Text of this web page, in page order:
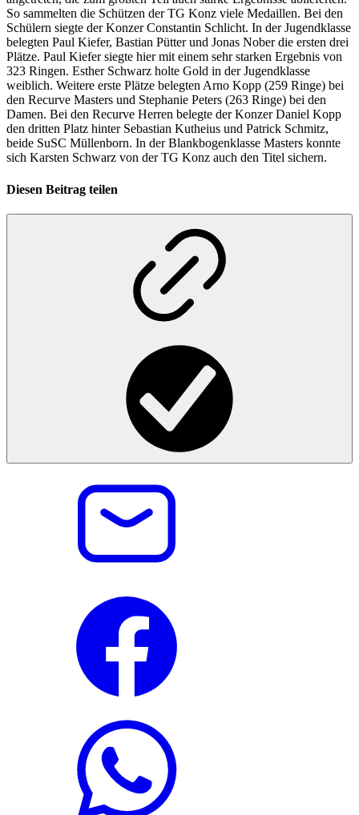
So sammelten die Schützen der TG Konz viele Medaillen. Bei den
Schülern siegte der Konzer Constantin Schlicht. In der Jugendklasse
belegten Paul Kiefer, Bastian Pütter und Jonas Nober die ersten drei
Plätze. Paul Kiefer siegte hier mit einem sehr starken Ergebnis von
323 Ringen. Esther Schwarz holte Gold in der Jugendklasse
weiblich. Weitere erste Plätze belegten Arno Kopp (259 Ringe) bei
den Recurve Masters und Stephanie Peters (263 Ringe) bei den
Damen. Bei den Recurve Herren belegte der Konzer Daniel Kopp
den dritten Platz hinter Sebastian Kutheius und Patrick Schmitz,
beide SuSC Müllenborn. In der Blankbogenklasse Masters konnte
sich Karsten Schwarz von der TG Konz auch den Titel sichern.
Diesen Beitrag teilen